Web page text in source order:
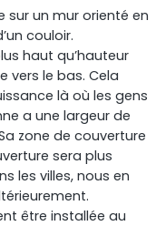
en ligne
sur un mur orienté en
couloir.
haut qu’hauteur
vers le bas. Cela
là où les gens
a une largeur de
zone de couverture
sera plus
les villes, nous en
être installée au